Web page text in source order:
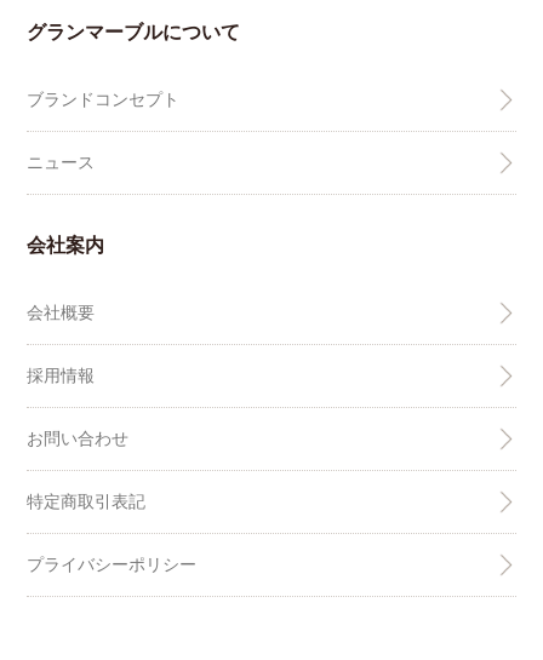
グランマーブルについて
ブランドコンセプト
ニュース
会社案内
会社概要
採用情報
お問い合わせ
特定商取引表記
プライバシーポリシー